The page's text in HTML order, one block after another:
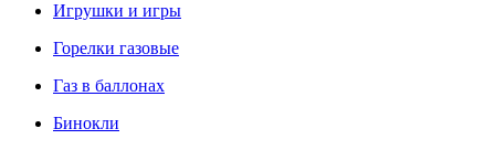
Игрушки и игры
Горелки газовые
Газ в баллонах
Бинокли